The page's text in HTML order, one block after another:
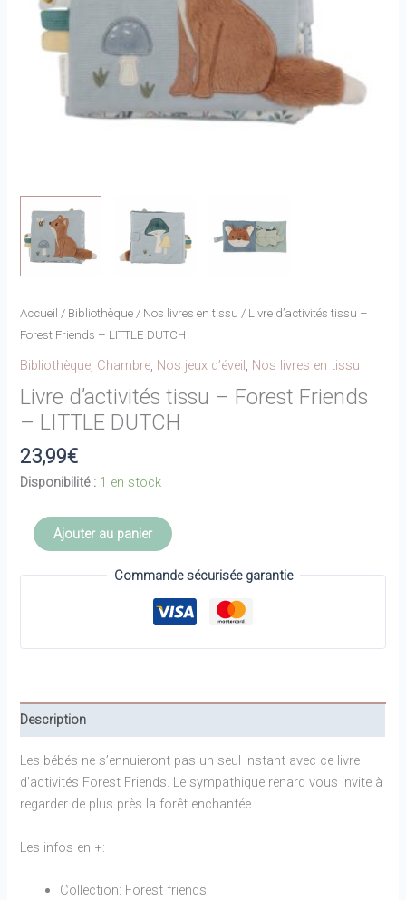
Accueil / Bibliothèque / Nos livres en tissu / Livre d’activités tissu –
Forest Friends – LITTLE DUTCH
Bibliothèque, Chambre, Nos jeux d’éveil, Nos livres en tissu
Livre d’activités tissu – Forest Friends
– LITTLE DUTCH
23,99€
Disponibilité : 1 en stock
quantité
-
LITTLE
Ajouter au panier
Commande sécurisée garantie
Description
Les bébés ne s’ennuieront pas un seul instant avec ce livre
d’activités Forest Friends. Le sympathique renard vous invite à
regarder de plus près la forêt enchantée.
Les infos en +:
Collection: Forest friends